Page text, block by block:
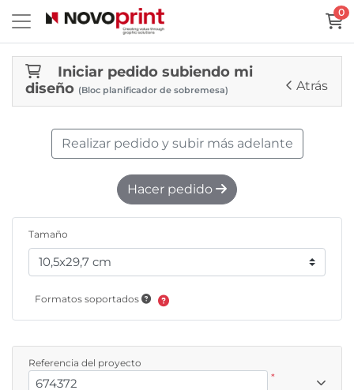
0
Iniciar pedido subiendo mi
diseño (Bloc planificador de sobremesa) Atrás
Realizar pedido y subir más adelante
Hacer pedido
Tamaño
Formatos soportados
Referencia del proyecto
*